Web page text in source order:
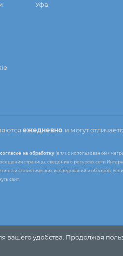
удобства. Продолжая
Уфа
ежедневно и могут
на обработку (в т.ч. с использованием
страницы, сведения о ресурсах сети
и статистических исследований и обзоров.
сайт.